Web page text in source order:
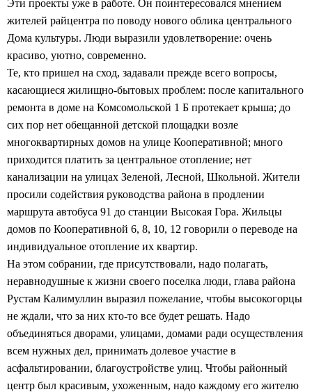
Эти проекты уже в работе. Он поинтересовался мнением
жителей райцентра по поводу нового облика центрального
Дома культуры. Люди выразили удовлетворение: очень
красиво, уютно, современно.
Те, кто пришел на сход, задавали прежде всего вопросы,
касающиеся жилищно-бытовых проблем: после капитального
ремонта в доме на Комсомольской 1 Б протекает крыша; до
сих пор нет обещанной детской площадки возле
многоквартирных домов на улице Кооперативной; много
приходится платить за центральное отопление; нет
канализации на улицах Зеленой, Лесной, Школьной. Жители
просили содействия руководства района в продлении
маршрута автобуса 91 до станции Высокая Гора. Жильцы
домов по Кооперативной 6, 8, 10, 12 говорили о переводе на
индивидуальное отопление их квартир.
На этом собрании, где присутствовали, надо полагать,
неравнодушные к жизни своего поселка люди, глава района
Рустам Калимуллин выразил пожелание, чтобы высокогорцы
не ждали, что за них кто-то все будет решать. Надо
объединяться дворами, улицами, домами ради осуществления
всем нужных дел, принимать долевое участие в
асфальтировании, благоустройстве улиц. Чтобы районный
центр был красивым, ухоженным, надо каждому его жителю